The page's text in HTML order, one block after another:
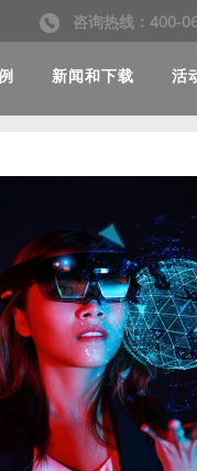
咨询热线：400-
新闻和下载 活